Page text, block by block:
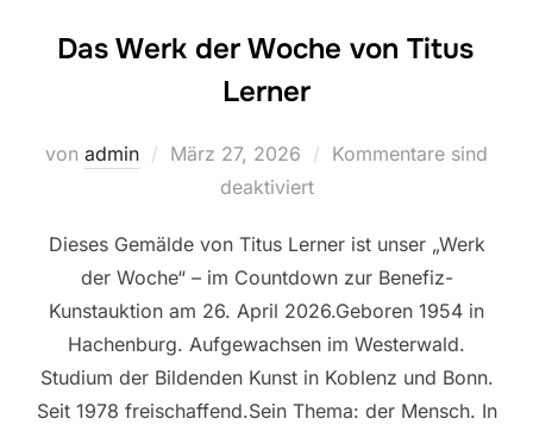
Das Werk der Woche von Titus
Lerner
von admin
Veröffentlicht
März 27, 2026
Kommentare sind
deaktiviert
Dieses Gemälde von Titus Lerner ist unser „Werk
der Woche“ – im Countdown zur Benefiz-
Kunstauktion am 26. April 2026.Geboren 1954 in
Hachenburg. Aufgewachsen im Westerwald.
Studium der Bildenden Kunst in Koblenz und Bonn.
Seit 1978 freischaffend.Sein Thema: der Mensch. In